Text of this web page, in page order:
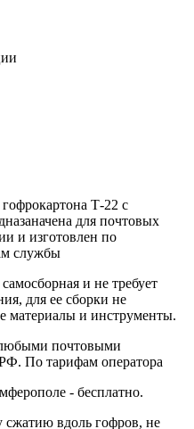
Т-22 с
для почтовых
и изготовлен по
службы
и не требует
для ее сборки не
материалы и инструменты.
любыми почтовыми
По тарифам оператора
- бесплатно.
сжатию вдоль гофров, не